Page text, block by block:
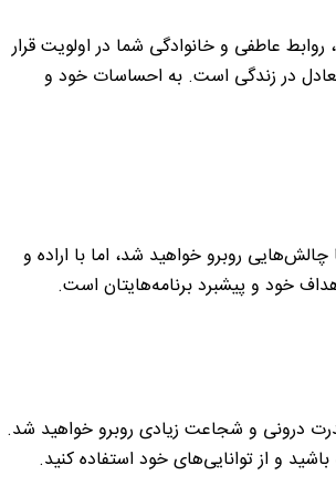
عاطفی و خانوادگی شما در اولویت قرار
در زندگی است. به احساسات خود و
روبرو خواهید شد، اما با اراده و
خود و پیشبرد برنامه‌هایتان است.
درونی و شجاعت زیادی روبرو خواهید شد.
و از توانایی‌های خود استفاده کنید.